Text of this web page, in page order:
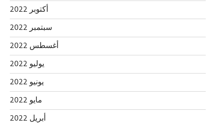
أكتوبر 2022
سبتمبر 2022
أغسطس 2022
يوليو 2022
يونيو 2022
مايو 2022
أبريل 2022